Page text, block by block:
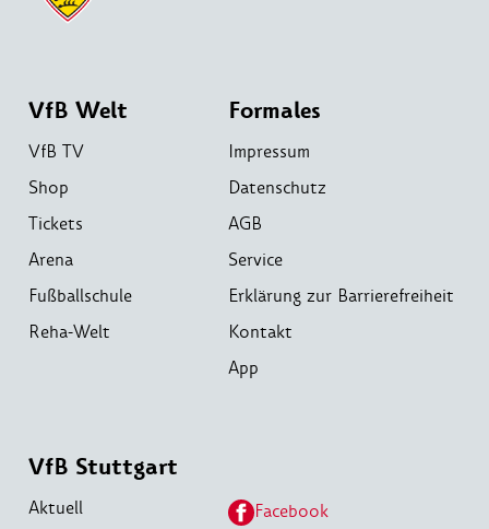
VfB Welt
VfB TV
Shop
Tickets
Arena
Fußballschule
Reha-Welt
Formales
Impressum
Datenschutz
AGB
Service
Erklärung zur Barrierefreiheit
Kontakt
App
VfB Stuttgart
Aktuell Facebook